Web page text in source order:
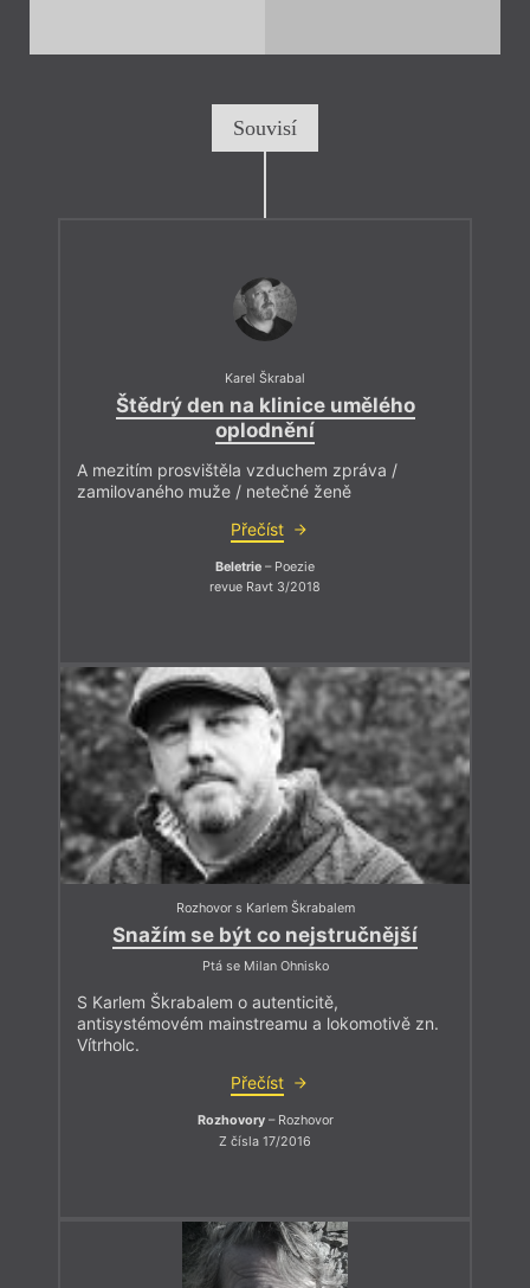
Souvisí
Karel Škrabal
Štědrý den na klinice umělého
oplodnění
A mezitím prosvištěla vzduchem zpráva /
zamilovaného muže / netečné ženě
Přečíst
Beletrie – Poezie
revue Ravt 3/2018
Rozhovor s Karlem Škrabalem
Snažím se být co nejstručnější
Ptá se Milan Ohnisko
S Karlem Škrabalem o autenticitě,
antisystémovém mainstreamu a lokomotivě zn.
Vítrholc.
Přečíst
Rozhovory– Rozhovor
Z čísla 17/2016